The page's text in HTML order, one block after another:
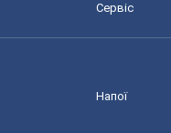
Сервіс
Напої